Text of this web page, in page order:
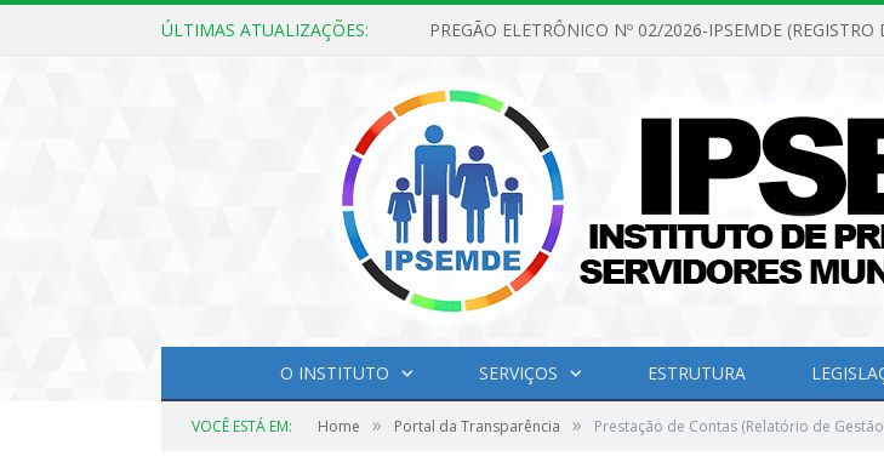
ÚLTIMAS ATUALIZAÇÕES:
O INSTITUTO SERVIÇOS ESTRUTURA
VOCÊ ESTÁ EM: Home » Portal da Transparência » Prestação de Contas (Relatório de